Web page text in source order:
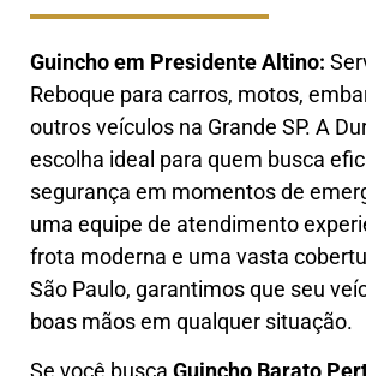
Guincho em Presidente Altino:
Reboque para carros, motos,
outros veículos na Grande SP. A
escolha ideal para quem busca
segurança em momentos de
uma equipe de atendimento
frota moderna e uma vasta
São Paulo, garantimos que seu
boas mãos em qualquer situação.